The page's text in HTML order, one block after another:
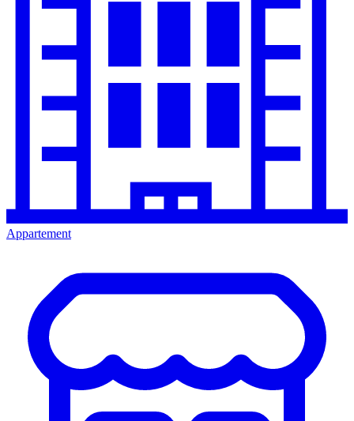
Appartement